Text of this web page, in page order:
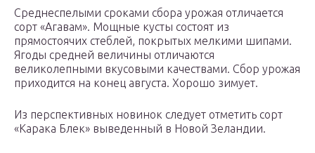
Среднеспелыми сроками сбора урожая отличается
сорт «Агавам». Мощные кусты состоят из
прямостоячих стеблей, покрытых мелкими шипами.
Ягоды средней величины отличаются
великолепными вкусовыми качествами. Сбор урожая
приходится на конец августа. Хорошо зимует.
Из перспективных новинок следует отметить сорт
«Карака Блек» выведенный в Новой Зеландии.